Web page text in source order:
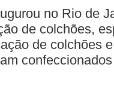
no Rio de
de colchões,
de colchões